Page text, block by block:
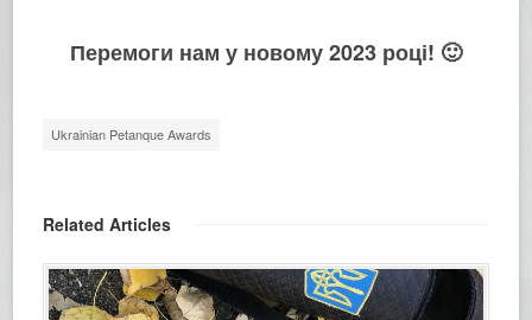
Перемоги нам у новому 2023 році! 🙂
Ukrainian Petanque Awards
Related Articles